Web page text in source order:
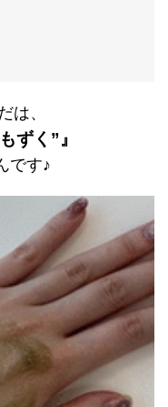
は、
ずく”』
です♪